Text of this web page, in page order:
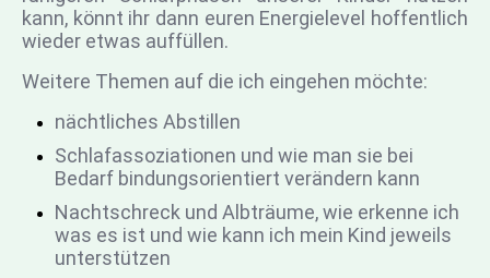
kann, könnt ihr dann euren Energielevel hoffentlich
wieder etwas auffüllen.
Weitere Themen auf die ich eingehen möchte:
nächtliches Abstillen
Schlafassoziationen und wie man sie bei
Bedarf bindungsorientiert verändern kann
Nachtschreck und Albträume, wie erkenne ich
was es ist und wie kann ich mein Kind jeweils
unterstützen